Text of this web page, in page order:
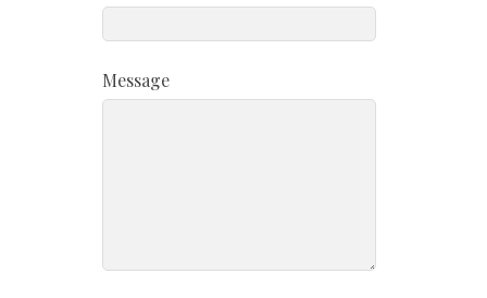
Message